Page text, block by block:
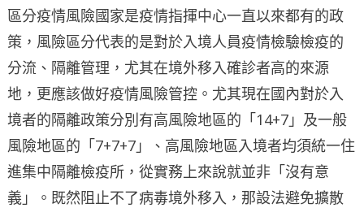
區分疫情風險國家是疫情指揮中心一直以來都有的政
策，風險區分代表的是對於入境人員疫情檢驗檢疫的
分流、隔離管理，尤其在境外移入確診者高的來源
地，更應該做好疫情風險管控。尤其現在國內對於入
境者的隔離政策分別有高風險地區的「14+7」及一般
風險地區的「7+7+7」、高風險地區入境者均須統一住
進集中隔離檢疫所，從實務上來說就並非「沒有意
義」。既然阻止不了病毒境外移入，那設法避免擴散